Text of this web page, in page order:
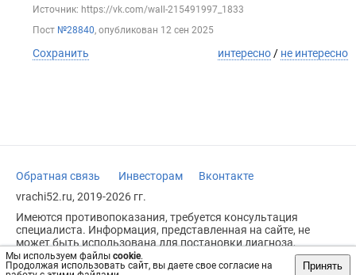
Мы используем файлы cookie.
Продолжая использовать сайт, вы даете свое согласие на
Принять
Источник: https://vk.com/wall-215491997_1833
Пост №28840, опубликован 12 сен 2025
Сохранить интересно/ не интересно
Обратная связь Инвесторам
Вконтакте
vrachi52.ru, 2019-2026 гг.
Имеются противопоказания, требуется консультация
специалиста. Информация, представленная на сайте, не
может быть использована для постановки диагноза,
назначения лечения и не заменяет прием врача.